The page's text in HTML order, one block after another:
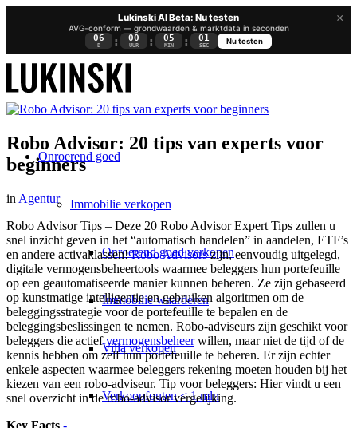
×
Lukinski AI Beta: Nu testen
AVG-conform — grondwaarden & marktdata in seconden
06
D : 00
UUR : 05
MIN : 00
SEC
Nu testen
Onroerend goed
Immobilie verkopen
Onroerend goed verkopen
Immobilie waarderen
Villa verkopen
Verkoopfouten < 1 mln
Robo Advisor: 20 tips van experts voor
beginners
in Agentur
Robo Advisor Tips – Deze 20 Robo Advisor Expert Tips zullen u
snel inzicht geven in het “automatisch handelen” in aandelen, ETF’s
en andere activaklassen!Robo Advisorszijn, eenvoudig uitgelegd,
digitale vermogensbeheertools waarmee beleggers hun portefeuille
op een geautomatiseerde manier kunnen beheren. Ze zijn gebaseerd
op kunstmatige intelligentie en gebruiken algoritmen om de
beleggingsstrategie voor de portefeuille te bepalen en de
beleggingsbeslissingen te nemen. Robo-adviseurs zijn geschikt voor
beleggers die actiefvermogensbeheerwillen, maar niet de tijd of de
kennis hebben om zelf hun portefeuille te beheren. Er zijn echter
enkele aspecten waarmee beleggers rekening moeten houden bij het
kiezen van een robo-adviseur. Tip voor beleggers: Hier vindt u een
snel overzicht in derobo-advisor vergelijking.
Key Facts -